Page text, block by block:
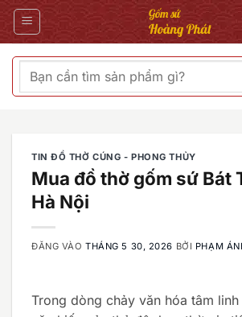
Bỏ
qua
Tìm
kiếm:
TIN ĐỒ THỜ CÚNG - PHONG THỦY
Mua đồ thờ gốm sứ Bát
Hà Nội
ĐĂNG VÀOTHÁNG 5 30, 2026 BỞI PHẠM
Trong dòng chảy văn hóa tâm linh